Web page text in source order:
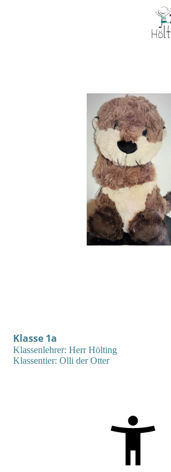
Klasse 1a
Klassenlehrer: HerrHölting
Klassentier: Olli der Otter